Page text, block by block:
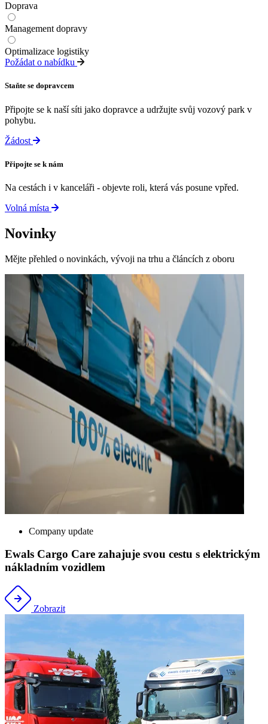
Doprava
Management dopravy
Optimalizace logistiky
Požádat o nabídku
Staňte se dopravcem
Připojte se k naší síti jako dopravce a udržujte svůj vozový park v
pohybu.
Žádost
Připojte se k nám
Na cestách i v kanceláři - objevte roli, která vás posune vpřed.
Volná místa
Novinky
Mějte přehled o novinkách, vývoji na trhu a článcích z oboru
Company update
Ewals Cargo Care zahajuje svou cestu s elektrickým
nákladním vozidlem
Zobrazit